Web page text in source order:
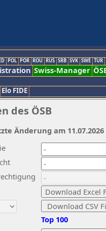
POL POR ROU RUS SRB SVK SWE TUR
Swiss-Manager
Elo FIDE
des ÖSB
Top 100
Änderung am